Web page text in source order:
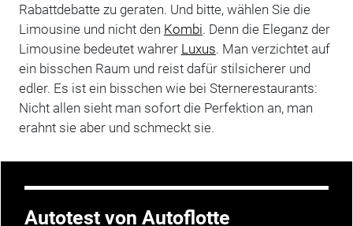
Rabattdebatte zu geraten. Und bitte, wählen Sie die
Limousine und nicht den Kombi. Denn die Eleganz der
Limousine bedeutet wahrer Luxus. Man verzichtet auf
ein bisschen Raum und reist dafür stilsicherer und
edler. Es ist ein bisschen wie bei Sternerestaurants:
Nicht allen sieht man sofort die Perfektion an, man
erahnt sie aber und schmeckt sie.
Autotest von Autoflotte